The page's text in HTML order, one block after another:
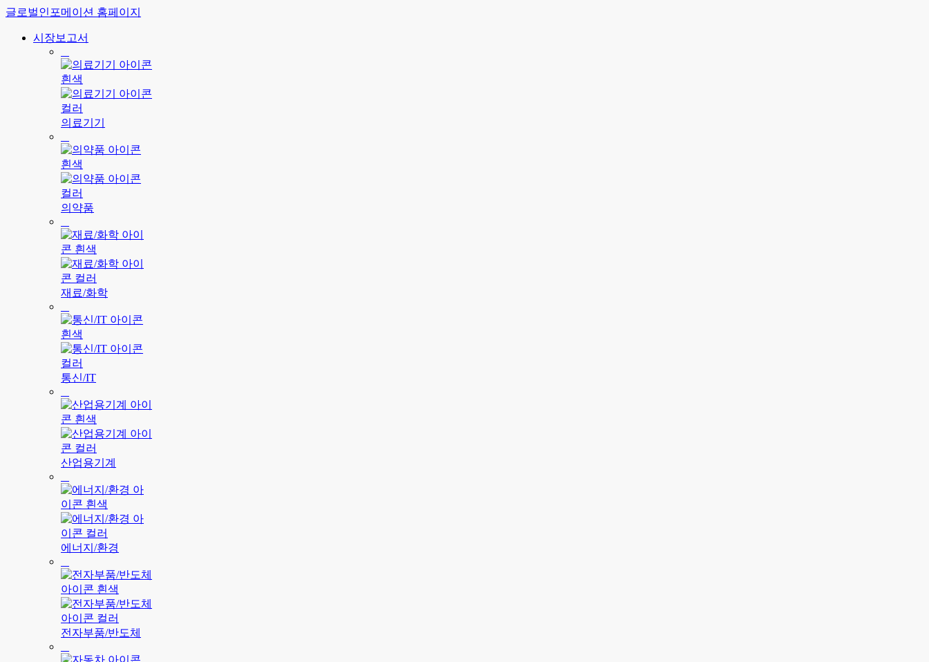
글로벌인포메이션 홈페이지
시장보고서
의료기기
의약품
재료/화학
통신/IT
산업용기계
에너지/환경
전자부품/반도체